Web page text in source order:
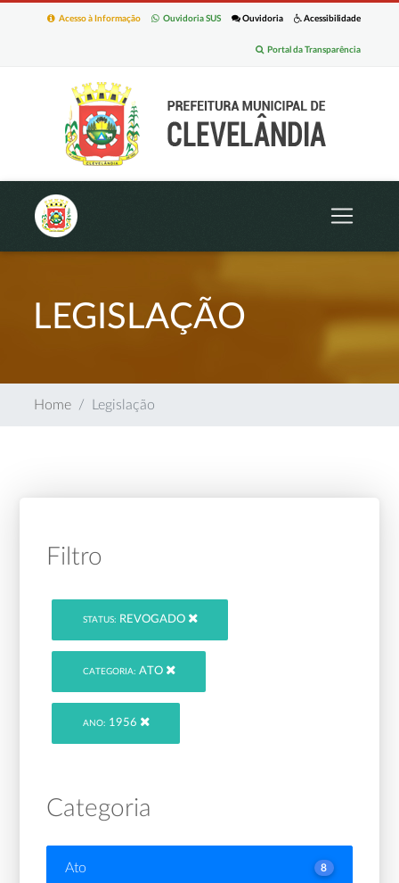
Acessibilidade
Ouvidoria
Ouvidoria SUS
Acesso à Informação
Portal da Transparência
LEGISLAÇÃO
Home Legislação
Filtro
STATUS: REVOGADO
CATEGORIA: ATO
ANO: 1956
Categoria
Ato 8